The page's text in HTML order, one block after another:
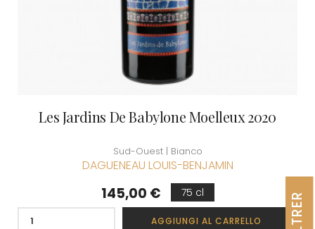
Les Jardins De Babylone Moelleux 2020
Sud-Ouest | Bianco
DAGUENEAU LOUIS-BENJAMIN
Prezzo
145,00 € 75 cl
AGGIUNGI AL CARRELLO FILTRER